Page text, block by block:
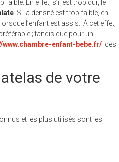
En effet, s’il est trop dur, le
. Si la densité est trop faible, en
l’enfant est assis. À cet effet,
; tandis que pour un
www.chambre-enfant-bebe.fr/ ces
de votre
et les plus utilisés sont les